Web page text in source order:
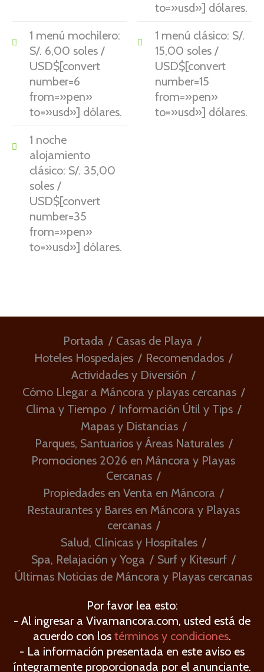
to=»usd»] dólares.
1 menú mochilero:
S/. 6,00 soles /
USD$[convert
number=6
from=»pen»
to=»usd»] dólares.
1 menú clásico: S/.
15,00 soles /
USD$[convert
number=15
from=»pen»
to=»usd»] dólares.
1 noche
alojamiento
clásico: S/. 35,00
soles /
USD$[convert
number=35
from=»pen»
to=»usd»] dólares.
Portada
Casas de Playa
Hoteles Hospedajes
Recomendados
Actividades y Diversión
Cómo Llegar a Máncora y playas cercanas
Clima y Tiempo
Información Útil y Tips
Mapas y Distancias
Parques, Santuarios y Áreas Naturales
Promociones 2026 en Máncora y Playas
Cercanas
Propiedades en Venta en Máncora
Restaurantes y Bares en Máncora y Playas
cercanas
Salud, Clínicas y Hospitales
Spa, Relajación y Yoga
Surf y Kitesurf
Últimas Noticias de Máncora y Playas cercanas
Por favor lea esto:
- Al ingresar a Vivamancora.com, usted está de
acuerdo con los términos y condiciones.
- La información presentada en este aviso es
íntegramente proporcionada por el anunciante.